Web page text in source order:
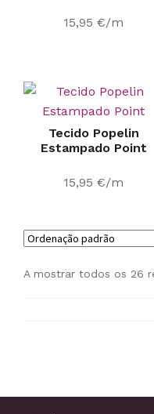
15,95 €/m
Tecido Popelin
Estampado Point
15,95 €/m
A mostrar todos os 26